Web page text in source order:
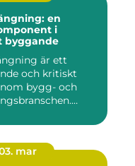
en
i
byggande
är ett
och kritiskt
bygg- och
mar